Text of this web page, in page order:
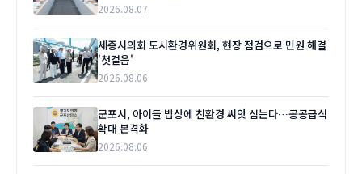
2026.08.07
세종시의회 도시환경위원회, 현장 점검으로 민원 해결
'첫걸음'
2026.08.06
군포시, 아이들 밥상에 친환경 씨앗 심는다…공공급식
확대 본격화
2026.08.06